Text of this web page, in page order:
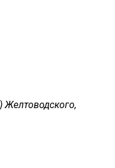
) Желтоводского,